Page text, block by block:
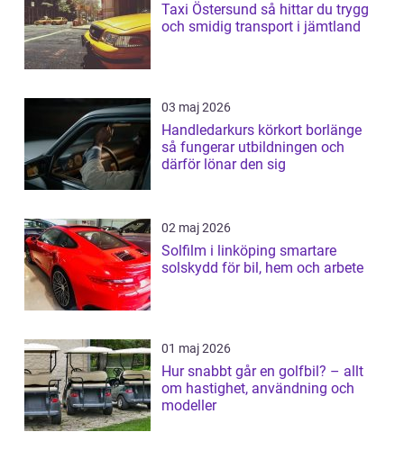
Taxi Östersund så hittar du trygg
och smidig transport i jämtland
03 maj 2026
Handledarkurs körkort borlänge
så fungerar utbildningen och
därför lönar den sig
02 maj 2026
Solfilm i linköping smartare
solskydd för bil, hem och arbete
01 maj 2026
Hur snabbt går en golfbil? – allt
om hastighet, användning och
modeller